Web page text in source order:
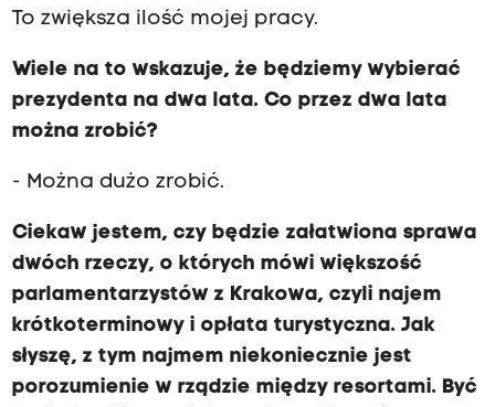
To zwiększa ilość mojej pracy.
Wiele na to wskazuje, że będziemy wybierać
prezydenta na dwa lata. Co przez dwa lata
można zrobić?
- Można dużo zrobić.
Ciekaw jestem, czy będzie załatwiona sprawa
dwóch rzeczy, o których mówi większość
parlamentarzystów z Krakowa, czyli najem
krótkoterminowy i opłata turystyczna. Jak
słyszę, z tym najmem niekoniecznie jest
porozumienie w rządzie między resortami. Być